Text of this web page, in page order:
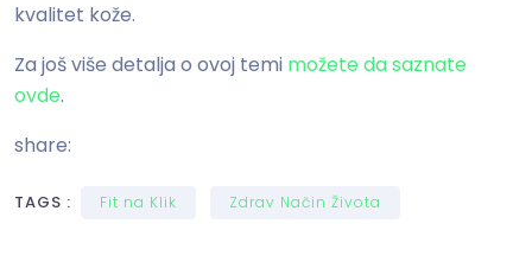
kvalitet kože.
Za još više detalja o ovoj temi možete da saznate
ovde.
share:
TAGS : Fit na Klik Zdrav Način Života